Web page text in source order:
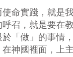
命實踐，就是
召，就是要在教
「做」的事情，
神國裡面，上